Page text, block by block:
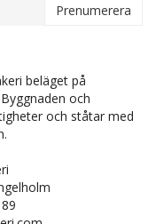
Prenumerera
beläget på
och
och ståtar med